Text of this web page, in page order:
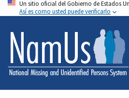
Pasar
al
contenido
principal
Un sitio oficial del Gobierno de Estados
Así es como usted puede verificarlo